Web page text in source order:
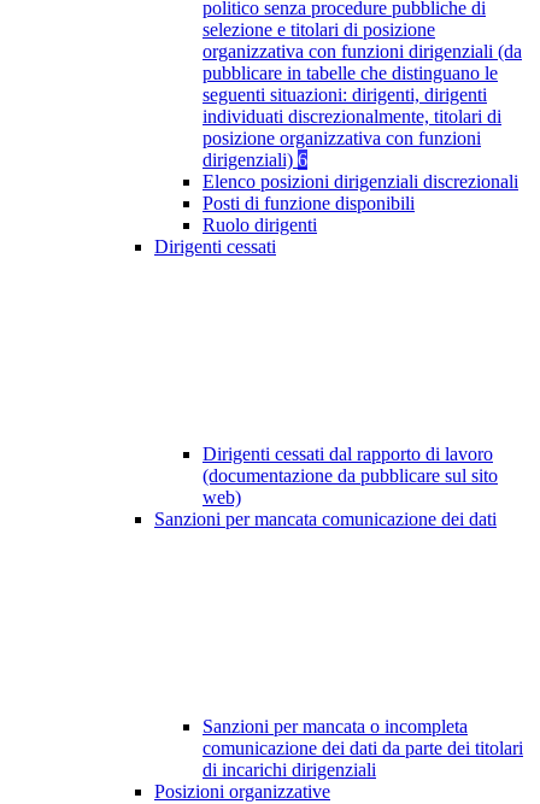
politico senza procedure pubbliche di
selezione e titolari di posizione
organizzativa con funzioni dirigenziali (da
pubblicare in tabelle che distinguano le
seguenti situazioni: dirigenti, dirigenti
individuati discrezionalmente, titolari di
posizione organizzativa con funzioni
dirigenziali) 6
Elenco posizioni dirigenziali discrezionali
Posti di funzione disponibili
Ruolo dirigenti
Dirigenti cessati
Dirigenti cessati dal rapporto di lavoro
(documentazione da pubblicare sul sito
web)
Sanzioni per mancata comunicazione dei dati
Sanzioni per mancata o incompleta
comunicazione dei dati da parte dei titolari
di incarichi dirigenziali
Posizioni organizzative